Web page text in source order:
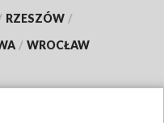
RZESZÓW /
/ WROCŁAW